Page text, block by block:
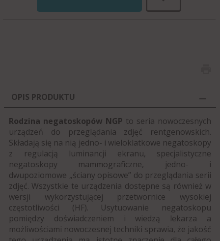
OPIS PRODUKTU
Rodzina negatoskopów NGP to seria nowoczesnych
urządzeń do przeglądania zdjęć rentgenowskich.
Składają się na nią jedno- i wieloklatkowe negatoskopy
z regulacją luminancji ekranu, specjalistyczne
negatoskopy mammograficzne, jedno- i
dwupoziomowe „ściany opisowe” do przeglądania serii
zdjęć. Wszystkie te urządzenia dostępne są również w
wersji wykorzystującej przetwornice wysokiej
częstotliwości (HF). Usytuowanie negatoskopu
pomiędzy doświadczeniem i wiedzą lekarza a
możliwościami nowoczesnej techniki sprawia, że jakość